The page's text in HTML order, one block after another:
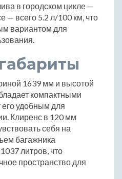
в городском цикле —
— всего 5.2 л/100 км, что
вариантом для
1639 мм и высотой
компактными
его удобным для
Клиренс в 120 мм
себя на
багажника
литров, что
пространство для